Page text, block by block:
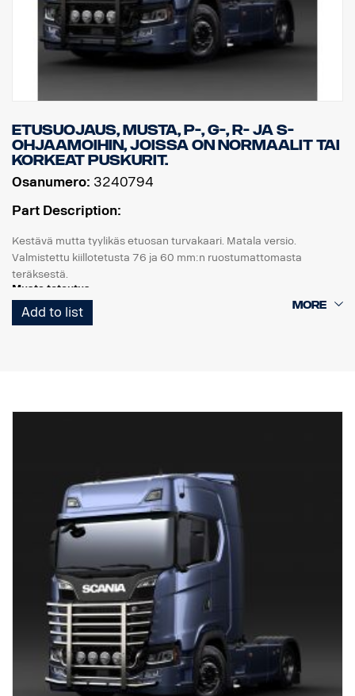
Etusuojaus, Musta, P-, G-, R- ja S-
ohjaamoihin, joissa on normaalit tai
korkeat puskurit.
Osanumero: 3240794
Part Description:
Kestävä mutta tyylikäs etuosan turvakaari. Matala versio.
Valmistettu kiillotetusta 76 ja 60 mm:n ruostumattomasta
teräksestä.
Musta toteutus
Kaaren rakenteen ansiosta asennus on helppo, alkuperäinen
valopalkeille, ja valinnaiset erityiskiinnikkeet ylempiä pystypalkkeja
normaalit tai korkeat puskurit. 0 mm ulkoneva puskuri on
suositeltava parasta mahdollista maavaraa varten, mutta tämä
sopii myös 40 mm ulkoneviin puskureihin.
EI sovi mataliin puskureihin eikä ulkoneviin "XT"-teräspuskureihin.
Asennuslaitteisto, 8 x valokiinnikkeet ja asennusohjeet toimitetaan
mukana.
( Ei sisällä valoja )
Add to list